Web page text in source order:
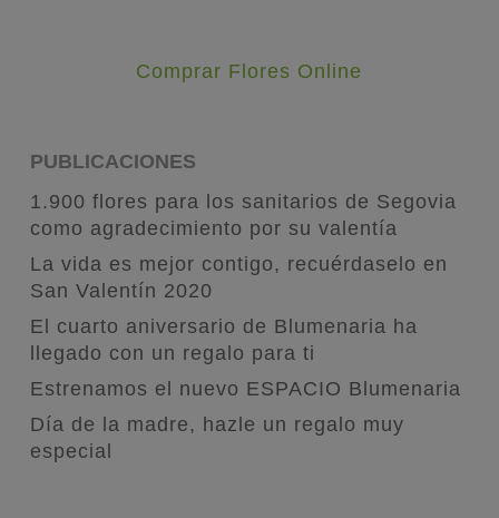
Comprar Flores Online
PUBLICACIONES
1.900 flores para los sanitarios de Segovia
como agradecimiento por su valentía
La vida es mejor contigo, recuérdaselo en
San Valentín 2020
El cuarto aniversario de Blumenaria ha
llegado con un regalo para ti
Estrenamos el nuevo ESPACIO Blumenaria
Día de la madre, hazle un regalo muy
especial